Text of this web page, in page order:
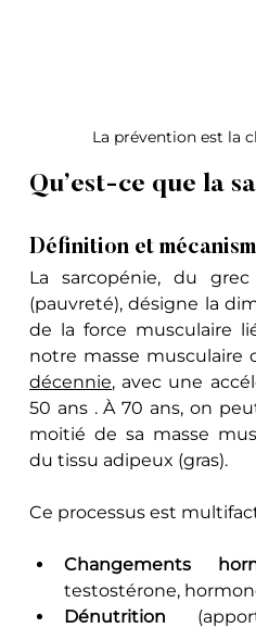
La prévention est la
Qu’est-ce que la
Définition et
La sarcopénie, du grec
(pauvreté), désigne la
de la force musculaire
notre masse
décennie, avec une
50 ans . À 70 ans, on
moitié de sa masse
du tissu adipeux (gras).
Ce processus est
Changements
testostérone,
Dénutrition